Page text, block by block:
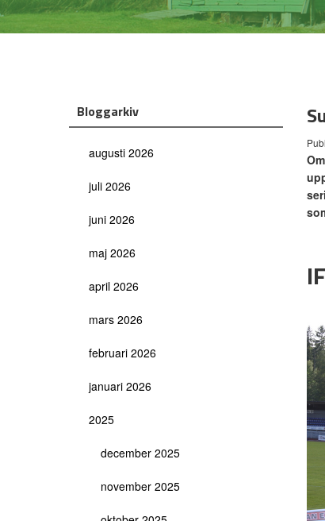
Bloggarkiv
augusti 2026
juli 2026
juni 2026
maj 2026
april 2026
mars 2026
februari 2026
januari 2026
2025
december 2025
november 2025